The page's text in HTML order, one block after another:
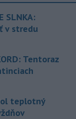
SLNKA:
v stredu
Tentoraz
teplotný